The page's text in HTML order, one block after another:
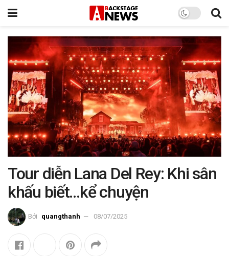
Tour diễn Lana Del Rey: Khi sân
khấu biết…kể chuyện
Bởi quangthanh 08/07/2025